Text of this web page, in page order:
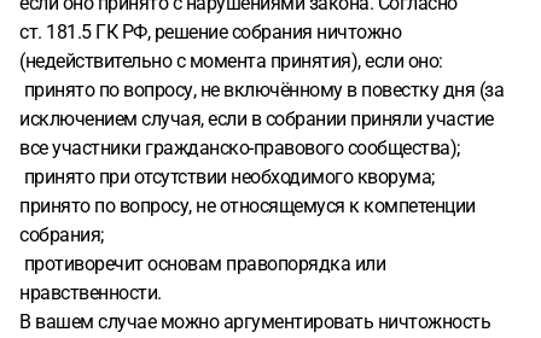
собрания,которое я не могу оспорить,поскольку сроки
прошли. Восстановить срок я не смогу.Какой срок
давности применить в иске просить у Суда?Можно ли
оспорить по ст. 181.5 ГК РФ?Можно ли применить ст.304
ГК РФ, а для сроков ст. 208 ГК РФ и как в этом случае
обосновать решение именно собрания и правления СНТ о
демонтаже,которое уже бесполезно оспаривать,Суд не
удовлетворит иск?
ст. 181.5 ГК РФ, решение собрания ничтожно
(недействительно с момента принятия), если оно:
принято по вопросу, не включённому в повестку дня (за
исключением случая, если в собрании приняли участие
все участники гражданско-правового сообщества);
принято при отсутствии необходимого кворума;
принято по вопросу, не относящемуся к компетенции
собрания;
противоречит основам правопорядка или
нравственности.
В вашем случае можно аргументировать ничтожность